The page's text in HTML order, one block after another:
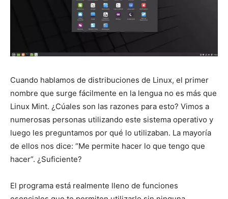
Cuando hablamos de distribuciones de Linux, el primer
nombre que surge fácilmente en la lengua no es más que
Linux Mint. ¿Cúales son las razones para esto? Vimos a
numerosas personas utilizando este sistema operativo y
luego les preguntamos por qué lo utilizaban. La mayoría
de ellos nos dice: “Me permite hacer lo que tengo que
hacer”. ¿Suficiente?
El programa está realmente lleno de funciones